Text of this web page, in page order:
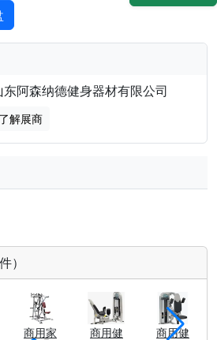
东阿森纳德健身器材有限公司
了解展商
）
商用家
商用健
商用健